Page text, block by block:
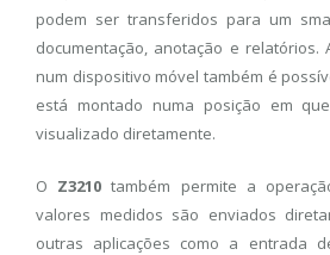
podem ser transferidos para um
documentação, anotação e relatórios.
num dispositivo móvel também é
está montado numa posição em
visualizado diretamente.
O Z3210 também permite a
valores medidos são enviados
outras aplicações como a entrada